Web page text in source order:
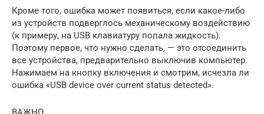
Кроме того, ошибка может появиться, если какое-либо
из устройств подверглось механическому воздействию
(к примеру, на USB клавиатуру попала жидкость).
Поэтому первое, что нужно сделать, — это отсоединить
все устройства, предварительно выключив компьютер.
Нажимаем на кнопку включения и смотрим, исчезла ли
ошибка «USB device over current status detected».